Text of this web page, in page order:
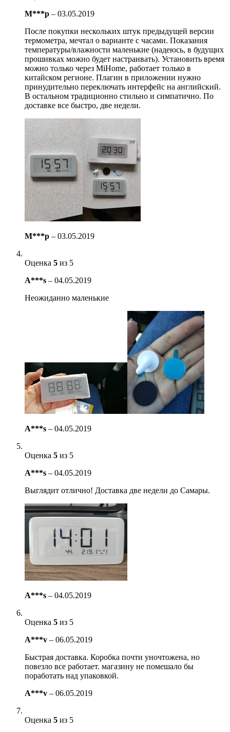
M***p – 03.05.2019
После покупки нескольких штук предыдущей версии
термометра, мечтал о варианте с часами. Показания
температуры/влажности маленькие (надеюсь, в будущих
прошивках можно будет настраивать). Установить время
можно только через MiHome, работает только в
китайском регионе. Плагин в приложении нужно
принудительно переключать интерфейс на английский.
В остальном традиционно стильно и симпатично. По
доставке все быстро, две недели.
M***p – 03.05.2019
Оценка 5 из 5
A***s – 04.05.2019
Неожиданно маленькие
A***s – 04.05.2019
Оценка 5 из 5
A***s – 04.05.2019
Выглядит отлично! Доставка две недели до Самары.
A***s – 04.05.2019
Оценка 5 из 5
A***v – 06.05.2019
Быстрая доставка. Коробка почти уночтожена, но
повезло все работает. магазину не помешало бы
поработать над упаковкой.
A***v – 06.05.2019
Оценка 5 из 5